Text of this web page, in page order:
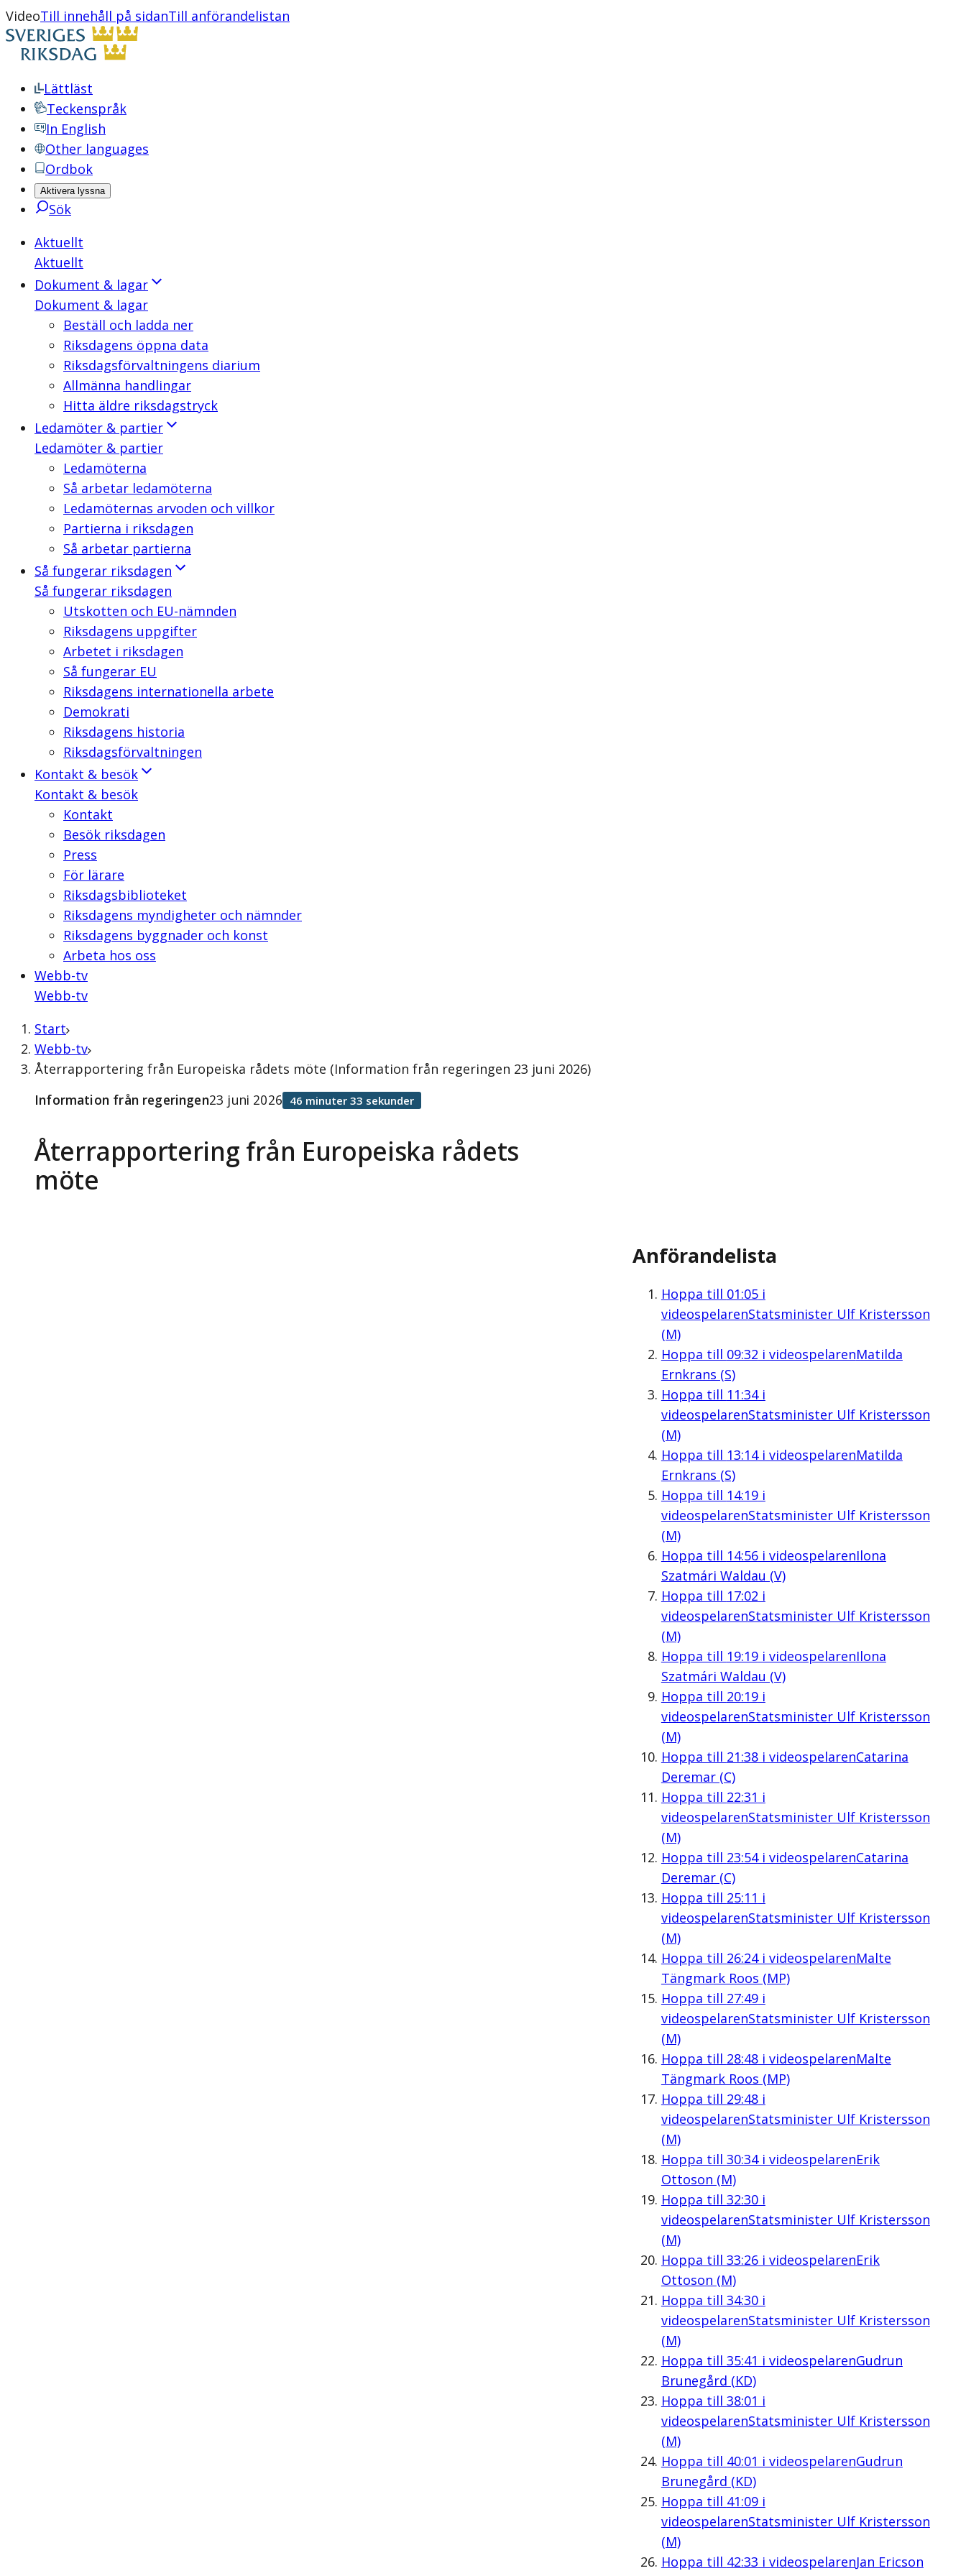
VideoTill innehåll på sidanTill anförandelistan
Lättläst
Teckenspråk
In English
Other languages
Ordbok
Aktivera lyssna
Sök
Aktuellt
Aktuellt
Dokument & lagar
Dokument & lagar
Beställ och ladda ner
Riksdagens öppna data
Riksdagsförvaltningens diarium
Allmänna handlingar
Hitta äldre riksdagstryck
Ledamöter & partier
Ledamöter & partier
Ledamöterna
Så arbetar ledamöterna
Ledamöternas arvoden och villkor
Partierna i riksdagen
Så arbetar partierna
Så fungerar riksdagen
Så fungerar riksdagen
Utskotten och EU-nämnden
Riksdagens uppgifter
Arbetet i riksdagen
Så fungerar EU
Riksdagens internationella arbete
Demokrati
Riksdagens historia
Riksdagsförvaltningen
Kontakt & besök
Kontakt & besök
Kontakt
Besök riksdagen
Press
För lärare
Riksdagsbiblioteket
Riksdagens myndigheter och nämnder
Riksdagens byggnader och konst
Arbeta hos oss
Webb-tv
Webb-tv
Start
Webb-tv
Återrapportering från Europeiska rådets möte (Information från regeringen 23 juni 2026)
Återrapportering från Europeiska rådets
möte
Information från regeringen23 juni 2026 46 minuter 33 sekunder
Anförandelista
Hoppa till 01:05i
videospelarenStatsminister Ulf Kristersson
(M)
Hoppa till 09:32 i videospelarenMatilda
Ernkrans (S)
Hoppa till 11:34i
videospelarenStatsminister Ulf Kristersson
(M)
Hoppa till 13:14i videospelarenMatilda
Ernkrans (S)
Hoppa till 14:19i
videospelarenStatsminister Ulf Kristersson
(M)
Hoppa till 14:56i videospelarenIlona
Szatmári Waldau (V)
Hoppa till 17:02 i
videospelarenStatsminister Ulf Kristersson
(M)
Hoppa till 19:19i videospelarenIlona
Szatmári Waldau (V)
Hoppa till 20:19i
videospelarenStatsminister Ulf Kristersson
(M)
Hoppa till 21:38i videospelarenCatarina
Deremar (C)
Hoppa till 22:31 i
videospelarenStatsminister Ulf Kristersson
(M)
Hoppa till 23:54i videospelarenCatarina
Deremar (C)
Hoppa till 25:11 i
videospelarenStatsminister Ulf Kristersson
(M)
Hoppa till 26:24i videospelarenMalte
Tängmark Roos (MP)
Hoppa till 27:49i
videospelarenStatsminister Ulf Kristersson
(M)
Hoppa till 28:48i videospelarenMalte
Tängmark Roos (MP)
Hoppa till 29:48i
videospelarenStatsminister Ulf Kristersson
(M)
Hoppa till 30:34i videospelarenErik
Ottoson (M)
Hoppa till 32:30i
videospelarenStatsminister Ulf Kristersson
(M)
Hoppa till 33:26i videospelarenErik
Ottoson (M)
Hoppa till 34:30i
videospelarenStatsminister Ulf Kristersson
(M)
Hoppa till 35:41 i videospelarenGudrun
Brunegård (KD)
Hoppa till 38:01 i
videospelarenStatsminister Ulf Kristersson
(M)
Hoppa till 40:01 i videospelarenGudrun
Brunegård (KD)
Hoppa till 41:09i
videospelarenStatsminister Ulf Kristersson
(M)
Hoppa till 42:33 i videospelarenJan Ericson